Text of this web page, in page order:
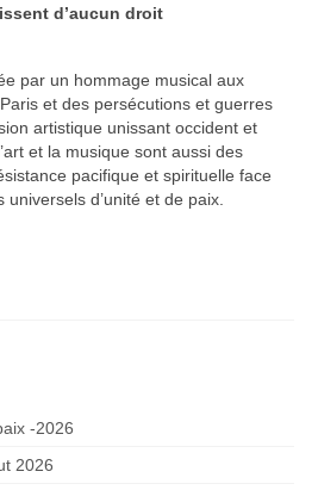
d’aucun droit
par un hommage musical aux
et des persécutions et guerres
artistique unissant occident et
et la musique sont aussi des
pacifique et spirituelle face
d’unité et de paix.
-2026
2026